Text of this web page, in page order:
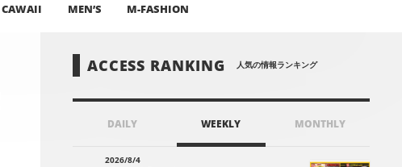
CAWAII MEN’S M-FASHION
ACCESS RANKING 人気の情報ランキング
DAILY WEEKLY MONTHLY
2026/8/4